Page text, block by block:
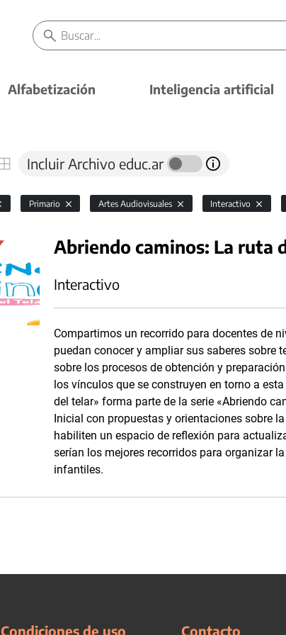
Alfabetización Inteligencia artificial
Incluir Archivo educ.ar
Primario Artes Audiovisuales Interactivo
Abriendo caminos: La ruta
Interactivo
Compartimos un recorrido para docentes de
puedan conocer y ampliar sus saberes sobre
sobre los procesos de obtención y
los vínculos que se construyen en torno a
del telar» forma parte de la serie «Abriendo
Inicial con propuestas y orientaciones sobre
habiliten un espacio de reflexión para
serían los mejores recorridos para organizar
infantiles.
Condiciones de uso Contacto